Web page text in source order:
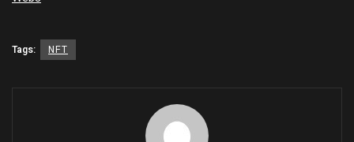
Tags: NFT